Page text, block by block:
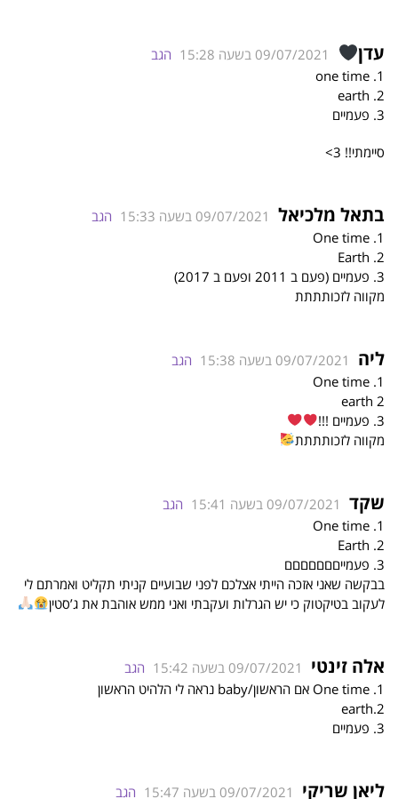
עדן 09/07/2021 בשעה 15:28
הגב
1. one time
2. earth
3. פעמיים
סיימתי!! 3>
בתאל מלכיאל 09/07/2021 בשעה 15:33
הגב
1. One time
2. Earth
3. פעמיים (פעם ב 2011 ופעם ב 2017)
מקווה לזכותתתת
ליה 09/07/2021 בשעה 15:38
הגב
1. One time
2 earth
3. פעמיים !!!
מקווה לזכותתתת
שקד 09/07/2021 בשעה 15:41
הגב
1. One time
2. Earth
3. פעמייםםםםםםם
בבקשה שאני אזכה הייתי אצלכם לפני שבועיים קניתי תקליט ואמרתם לי
לעקוב בטיקטוק כי יש הגרלות ועקבתי ואני ממש אוהבת את ג’סטין
אלה זינטי 09/07/2021 בשעה 15:42
הגב
1. One time אם הראשון/baby נראה לי הלהיט הראשון
2.earth
3. פעמיים
ליאן שריקי 09/07/2021 בשעה 15:47 הגב